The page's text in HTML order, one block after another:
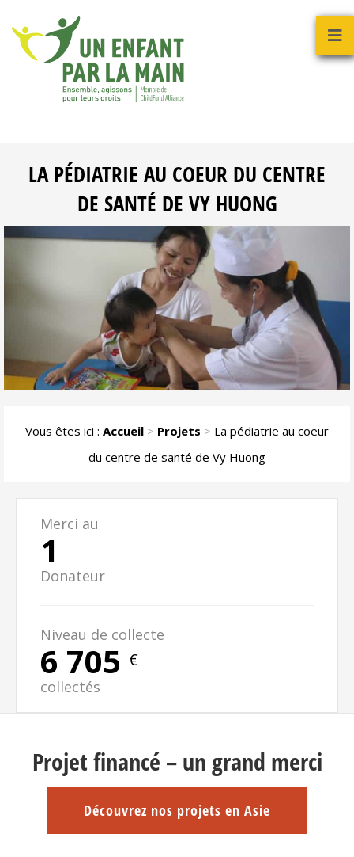
LA PÉDIATRIE AU COEUR DU CENTRE
DE SANTÉ DE VY HUONG
Vous êtes ici : Accueil > Projets > La pédiatrie au coeur
du centre de santé de Vy Huong
Merci au
1
Donateur
Niveau de collecte
6 705 €
collectés
Projet financé – un grand merci
Découvrez nos projets en Asie